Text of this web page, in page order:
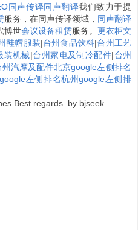
同声传译同声翻译我们致力于提
服务，在同声传译领域， 同声翻译
博世会议设备租赁服务。 更衣柜文
鞋帽服装|台州食品饮料|台州工艺
装机械|台州家电及制冷配件|台州
州汽摩及配件北京google左侧排名
google左侧排名杭州google左侧排
Best regards .by bjseek